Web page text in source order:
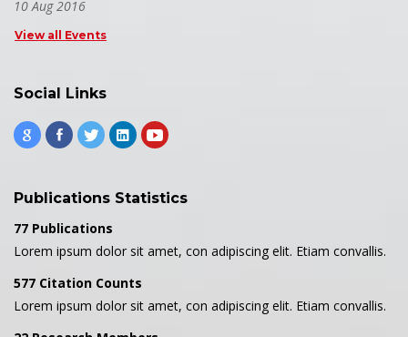
10 Aug 2016
View all Events
Social Links
Publications Statistics
77 Publications
Lorem ipsum dolor sit amet, con adipiscing elit. Etiam convallis.
577 Citation Counts
Lorem ipsum dolor sit amet, con adipiscing elit. Etiam convallis.